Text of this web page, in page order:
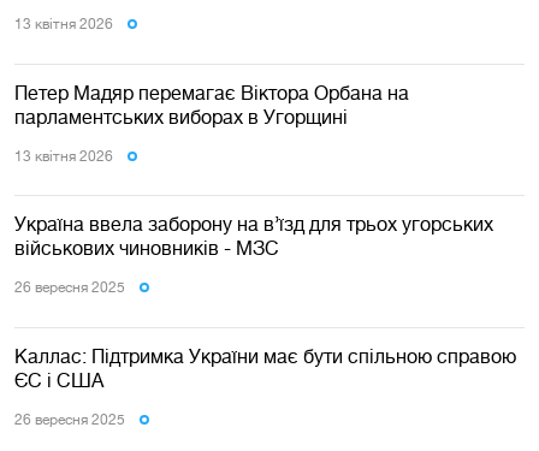
13 квiтня 2026
Петер Мадяр перемагає Віктора Орбана на
парламентських виборах в Угорщині
13 квiтня 2026
Україна ввела заборону на в’їзд для трьох угорських
військових чиновників - МЗС
26 вересня 2025
Каллас: Підтримка України має бути спільною справою
ЄС і США
26 вересня 2025